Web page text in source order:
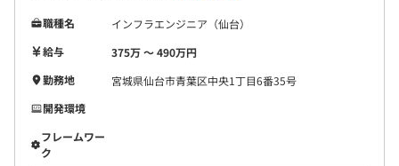
職種名
インフラエンジニア（仙台）
給与
375万 〜 490万円
勤務地
宮城県仙台市青葉区中央1丁目6番35号
開発環境
フレームワー
ク